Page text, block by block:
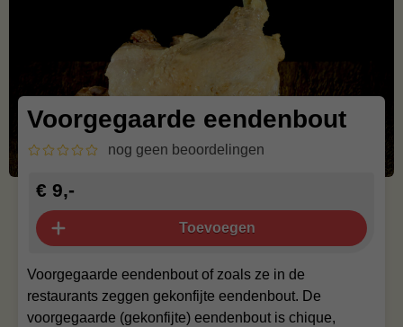
Voorgegaarde eendenbout
nog geen beoordelingen
Voorgegaarde eendenbout of zoals ze in de
restaurants zeggen gekonfijte eendenbout. De
voorgegaarde (gekonfijte) eendenbout is chique,
€ 9,-
Toevoegen